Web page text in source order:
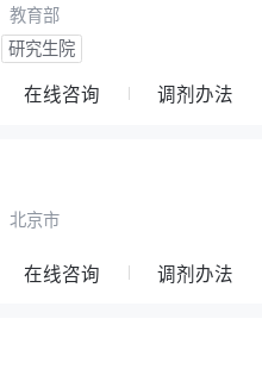
教育部
研究生院
在线咨询 调剂办法
北京市
在线咨询 调剂办法